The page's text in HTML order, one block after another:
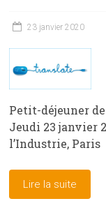
23 janvier 2020
Petit-déjeuner
Jeudi 23 janvier
l’Industrie, Paris
Lire la suite